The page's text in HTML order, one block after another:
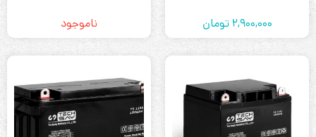
2,900,000 تومان ناموجود